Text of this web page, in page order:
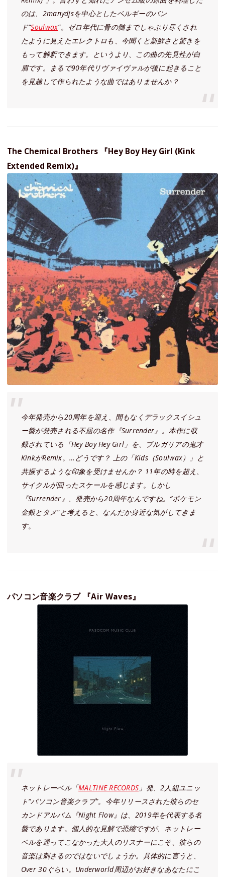
のは、2manydjsを中心としたベルギーのバン
ド“Soulwax”。ゼロ年代に骨の髄までしゃぶり尽くされ
たように見えたエレクトロも、今聞くと新鮮さと驚きを
もって解釈できます。というより、この曲の先見性が白
眉です。まるで90年代リヴァイヴァルが後に起きること
を見越して作られたような曲ではありませんか？
The Chemical Brothers 『Hey Boy Hey Girl (Kink
Extended Remix)』
今年発売から20周年を迎え、間もなくデラックスイシュ
ー盤が発売される不屈の名作『Surrender』。本作に収
録されている「Hey Boy Hey Girl」を、ブルガリアの鬼才
KinkがRemix。…どうです？ 上の「Kids（Soulwax）」と
共振するような印象を受けませんか？ 11年の時を超え、
サイクルが回ったスケールを感じます。しかし
『Surrender』、発売から20周年なんですね。“ポケモン
金銀とタメ”と考えると、なんだか身近な気がしてきま
す。
パソコン音楽クラブ 『Air Waves』
ネットレーベル「MALTINE RECORDS 」発、2人組ユニッ
ト“パソコン音楽クラブ”。今年リリースされた彼らのセ
カンドアルバム『Night Flow』は、2019年を代表する名
盤であります。個人的な見解で恐縮ですが、ネットレー
ベルを通ってこなかった大人のリスナーにこそ、彼らの
音楽は刺さるのではないでしょうか。具体的に言うと、
Over 30ぐらい。Underworld周辺がお好きなあなたにこ